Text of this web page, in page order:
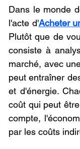
Dans le monde
l'acte d'Acheter
Plutôt que de
consiste à
marché, avec
peut entraîner
et d'énergie.
coût qui peut
compte,
par les coûts